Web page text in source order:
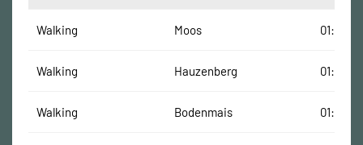
Walking Moos
Walking Hauzenberg
Walking Bodenmais